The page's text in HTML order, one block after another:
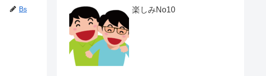
Bs 楽しみNo10